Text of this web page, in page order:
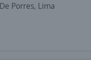
Porres, Lima